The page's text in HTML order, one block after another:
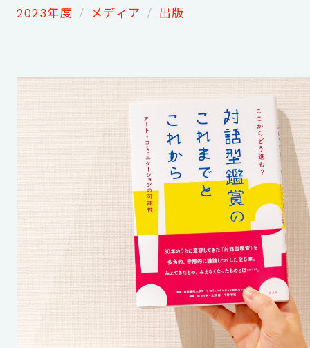
2023年度 メディア 出版